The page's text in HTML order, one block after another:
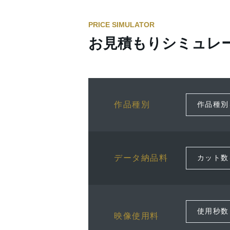
PRICE SIMULATOR
お見積もりシミュレ
作品種別
データ納品料
映像使用料